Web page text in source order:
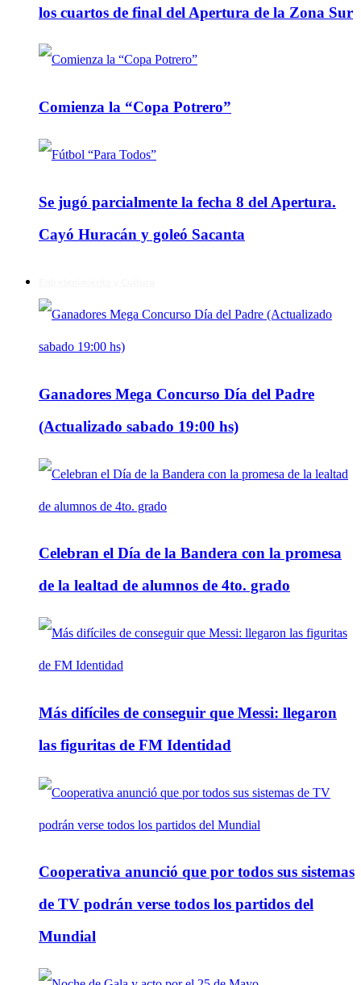
los cuartos de final del Apertura de la Zona Sur
Comienza la “Copa Potrero”
Se jugó parcialmente la fecha 8 del Apertura.
Cayó Huracán y goleó Sacanta
Ganadores Mega Concurso Día del Padre
(Actualizado sabado 19:00 hs)
Celebran el Día de la Bandera con la promesa
de la lealtad de alumnos de 4to. grado
Más difíciles de conseguir que Messi: llegaron
las figuritas de FM Identidad
Cooperativa anunció que por todos sus sistemas
de TV podrán verse todos los partidos del
Mundial